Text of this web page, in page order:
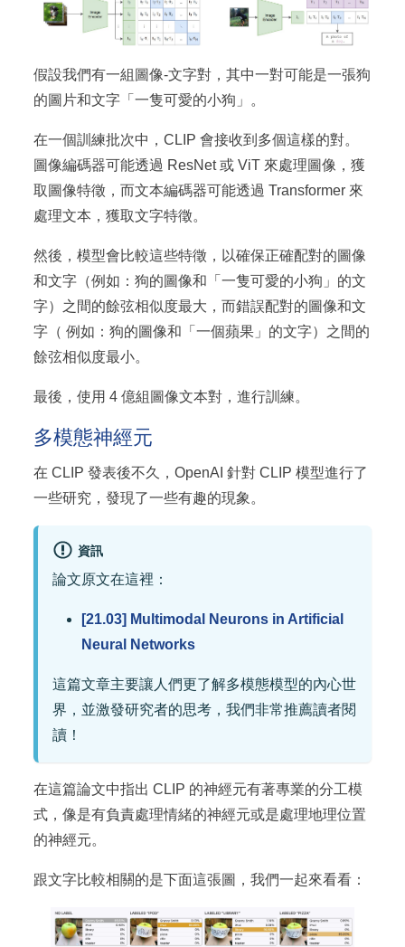
假設我們有一組圖像-文字對，其中一對可能是一張狗
的圖片和文字「一隻可愛的小狗」。
在一個訓練批次中，CLIP 會接收到多個這樣的對。
圖像編碼器可能透過 ResNet 或 ViT 來處理圖像，獲
取圖像特徵，而文本編碼器可能透過 Transformer 來
處理文本，獲取文字特徵。
然後，模型會比較這些特徵，以確保正確配對的圖像
和文字（例如：狗的圖像和「一隻可愛的小狗」的文
字）之間的餘弦相似度最大，而錯誤配對的圖像和文
字（ 例如：狗的圖像和「一個蘋果」的文字）之間的
餘弦相似度最小。
最後，使用 4 億組圖像文本對，進行訓練。
多模態神經元
在 CLIP 發表後不久，OpenAI 針對 CLIP 模型進行了
一些研究，發現了一些有趣的現象。
資訊
論文原文在這裡：
[21.03] Multimodal Neurons in Artificial
Neural Networks
這篇文章主要讓人們更了解多模態模型的內心世
界，並激發研究者的思考，我們非常推薦讀者閱
讀！
在這篇論文中指出 CLIP 的神經元有著專業的分工模
式，像是有負責處理情緒的神經元或是處理地理位置
的神經元。
跟文字比較相關的是下面這張圖，我們一起來看看：